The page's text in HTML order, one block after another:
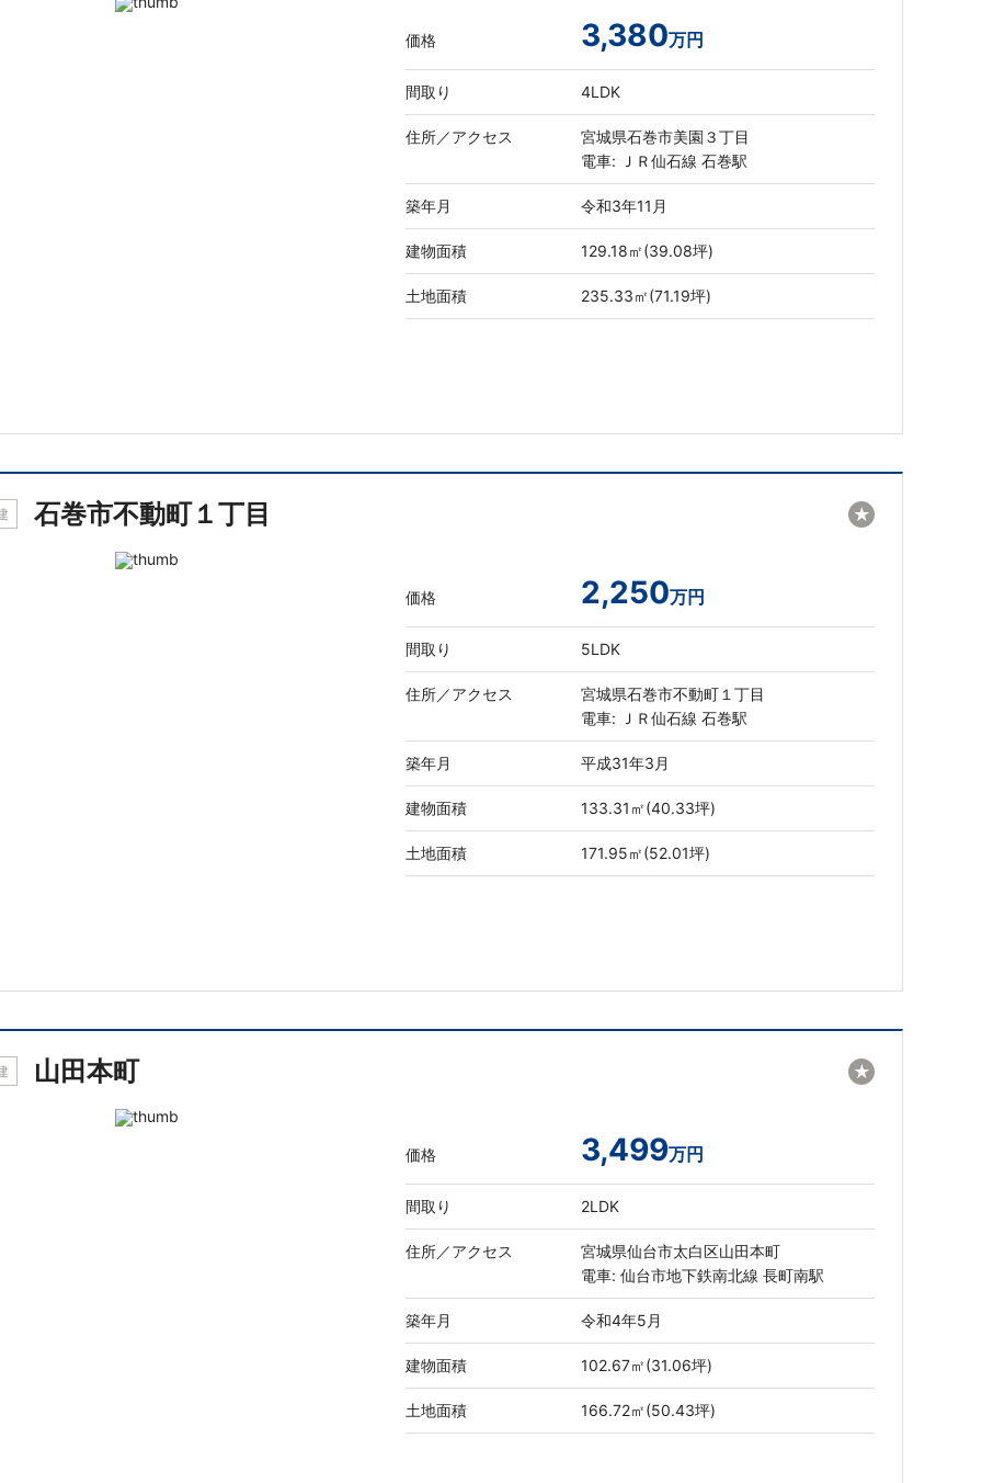
価格 3,380万円
間取り 4LDK
住所／アクセス
宮城県石巻市美園３丁目
電車: ＪＲ仙石線 石巻駅
築年月 令和3年11月
建物面積 129.18㎡(39.08坪)
土地面積 235.33㎡(71.19坪)
石巻市不動町１丁目
価格 2,250万円
間取り 5LDK
住所／アクセス
宮城県石巻市不動町１丁目
電車: ＪＲ仙石線 石巻駅
築年月 平成31年3月
建物面積 133.31㎡(40.33坪)
土地面積 171.95㎡(52.01坪)
★
山田本町
価格 3,499万円
間取り 2LDK
住所／アクセス
宮城県仙台市太白区山田本町
電車: 仙台市地下鉄南北線 長町南駅
築年月 令和4年5月
建物面積 102.67㎡(31.06坪)
土地面積 166.72㎡(50.43坪)
★